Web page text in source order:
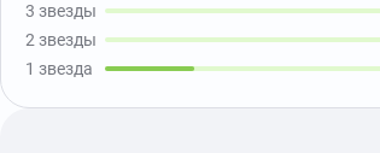
3 звезды
2 звезды
1 звезда